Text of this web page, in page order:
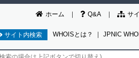
ホーム Q&A サ
サイト内検索 WHOISとは？ ｜ JPNIC